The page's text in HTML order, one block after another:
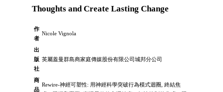
Thoughts and Create Lasting Change
作
者
Nicole Vignola
出
版
社
英屬蓋曼群島商家庭傳媒股份有限公司城邦分公司
商
品
Rewire-神經可塑性: 用神經科學突破行為模式迴圈, 終結焦